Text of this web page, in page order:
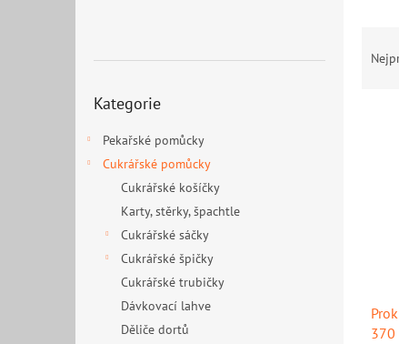
kategorie
Kategorie
Pekařské pomůcky
Cukrářské pomůcky
Cukrářské košíčky
Karty, stěrky, špachtle
Cukrářské sáčky
Cukrářské špičky
Cukrářské trubičky
Dávkovací lahve
Děliče dortů
370